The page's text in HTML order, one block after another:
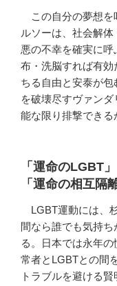
この自分の夢想を
ルソーは、社会解
悪の不幸を確実に呼
布・洗脳すれば有
ちる自由と安泰が
を破壊尽すヴァンダ
能な限り排撃できる
「運命のLGBT
「運命の相互隔
LGBT運動には、
間なら誰でも気持ち
る。日本では永年
常者とLGBTとの間
トラブルを避ける